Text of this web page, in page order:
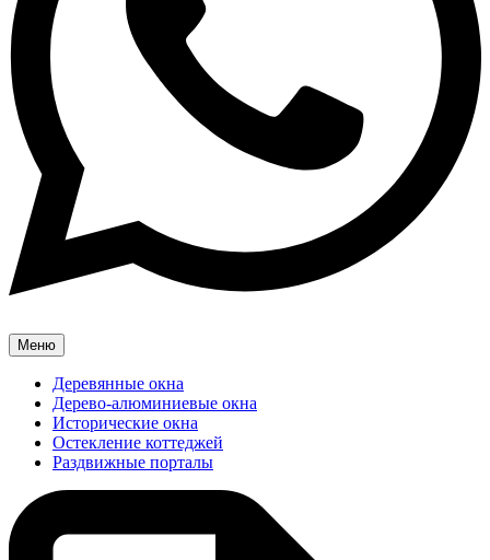
Меню
Деревянные окна
Дерево-алюминиевые окна
Исторические окна
Остекление коттеджей
Раздвижные порталы